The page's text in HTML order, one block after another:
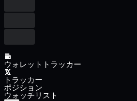
ウォレットトラッカー
トラッカー
ポジション
ウォッチリスト